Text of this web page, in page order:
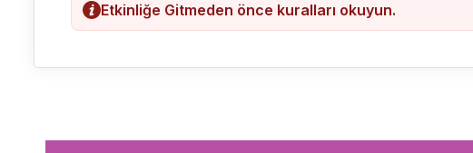
Etkinliğe Gitmeden önce kuralları okuyun.